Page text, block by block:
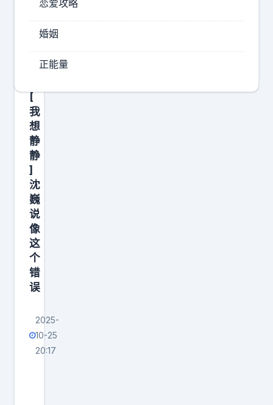
约
。
营
业
员
告
诉
我
馆
方
有
点
傻
[
我
想
静
静
]
沈
巍
说
像
这
个
错
误
2025-
10-25
20:17
恋爱攻略
婚姻
正能量